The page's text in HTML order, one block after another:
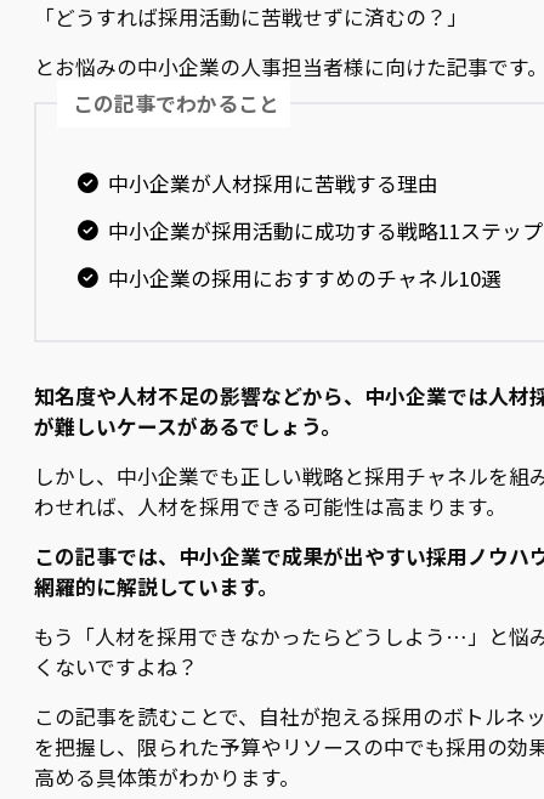
「どうすれば採用活動に苦戦せずに済むの？」
とお悩みの中小企業の人事担当者様に向けた記事です
この記事でわかること
中小企業が人材採用に苦戦する理由
中小企業が採用活動に成功する戦略11ステップ
中小企業の採用におすすめのチャネル10選
知名度や人材不足の影響などから、中小企業では人材
が難しいケースがあるでしょう。
しかし、中小企業でも正しい戦略と採用チャネルを組
わせれば、人材を採用できる可能性は高まります。
この記事では、中小企業で成果が出やすい採用ノウハ
網羅的に解説しています。
もう「人材を採用できなかったらどうしよう…」と悩
くないですよね？
この記事を読むことで、自社が抱える採用のボトルネ
を把握し、限られた予算やリソースの中でも採用の効
高める具体策がわかります。